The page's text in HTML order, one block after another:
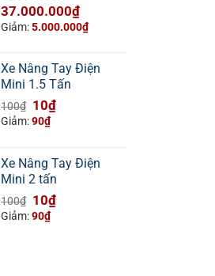
Giá
gốc
42.000.000₫.
37.000.000₫Giá
hiện
là:
37.000.000₫.
Giảm:5.000.000₫
Xe Nâng Tay Điện
Mini 1.5 Tấn
100₫ Giá
gốc
10₫Giá
10₫.
Giảm:90₫
Xe Nâng Tay Điện
Mini 2 tấn
100₫ Giá
gốc
10₫Giá
Giảm:90₫